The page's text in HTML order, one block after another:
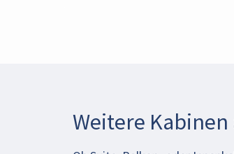
Weitere Kabinen